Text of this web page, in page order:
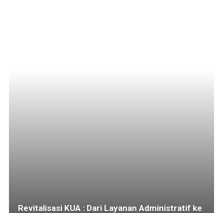
Revitalisasi KUA : Dari Layanan Administratif ke